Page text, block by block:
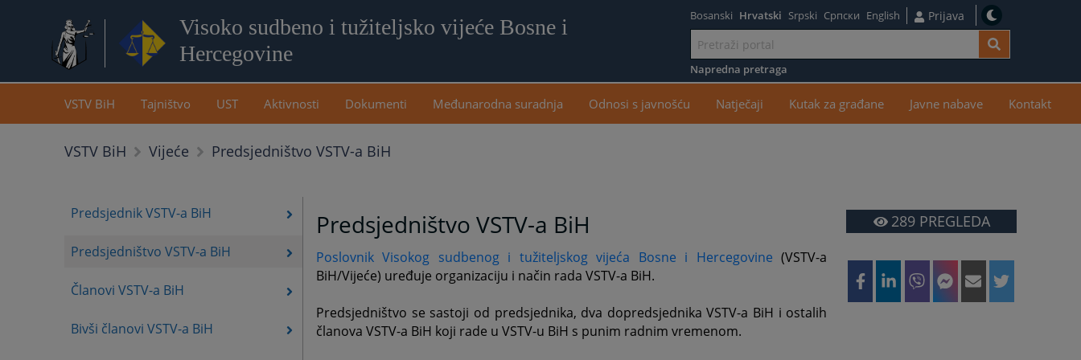
Visoko sudbeno i tužiteljsko vijeće Bosne i
Hercegovine
na
sadržaj
Bosanski Hrvatski Srpski Српски English Prijava
Napredna pretraga
VSTV BiH Tajništvo UST Aktivnosti Dokumenti Međunarodna suradnja Odnosi s javnošću Natječaji Kutak za građane Javne nabave Kontakt
VSTV BiH Vijeće Predsjedništvo VSTV-a BiH
Predsjednik VSTV-a BiH
Predsjedništvo VSTV-a BiH
Članovi VSTV-a BiH
Bivši članovi VSTV-a BiH
Predsjedništvo VSTV-a BiH
Poslovnik Visokog sudbenog i tužiteljskog vijeća Bosne i Hercegovine (VSTV-a
BiH/Vijeće) uređuje organizaciju i način rada VSTV-a BiH.
Predsjedništvo se sastoji od predsjednika, dva dopredsjednika VSTV-a BiH i ostalih
članova VSTV-a BiH koji rade u VSTV-u BiH s punim radnim vremenom.
289PREGLEDA